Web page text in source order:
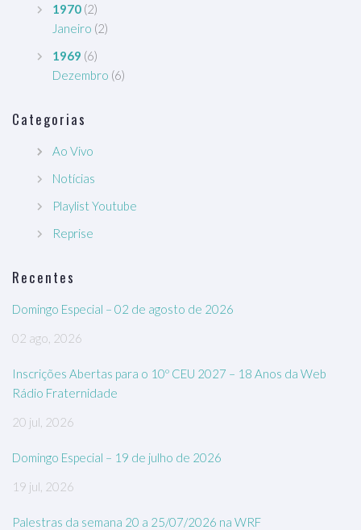
1970 (2)
Janeiro (2)
1969 (6)
Dezembro (6)
Categorias
Ao Vivo
Notícias
Playlist Youtube
Reprise
Recentes
Domingo Especial – 02 de agosto de 2026
02 ago, 2026
Inscrições Abertas para o 10º CEU 2027 – 18 Anos da Web
Rádio Fraternidade
20 jul, 2026
Domingo Especial – 19 de julho de 2026
19 jul, 2026
Palestras da semana 20 a 25/07/2026 na WRF